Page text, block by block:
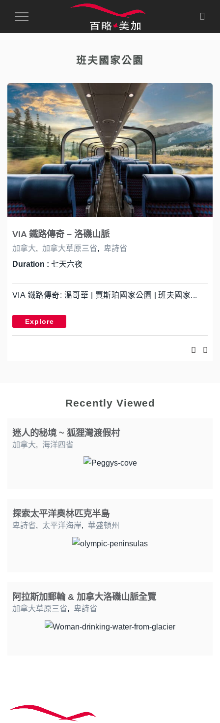
Toggle
班夫國家公園
VIA 鐵路傳奇 – 洛磯山脈
加拿大, 加拿大草原三省,
卑詩省
Duration : 七天六夜
VIA 鐵路傳奇: 溫哥華 | 賈斯珀國家公園 | 班夫國家...
Explore
Recently Viewed
迷人的秘境 ~ 狐狸灣渡假村
加拿大, 海洋四省
探索太平洋奧林匹克半島
卑詩省, 太平洋海岸, 華盛頓州
阿拉斯加郵輪 & 加拿大洛磯山脈全覽
加拿大草原三省, 卑詩省